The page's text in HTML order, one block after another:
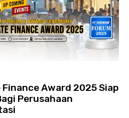
Award 2025 Siap
Perusahaan